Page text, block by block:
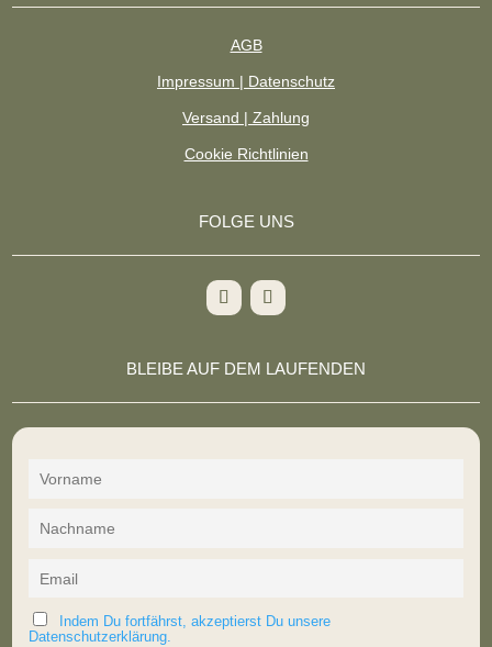
AGB
Impressum | Datenschutz
Versand | Zahlung
Cookie Richtlinien
FOLGE UNS
BLEIBE AUF DEM LAUFENDEN
Indem Du fortfährst, akzeptierst Du unsere
Datenschutzerklärung.